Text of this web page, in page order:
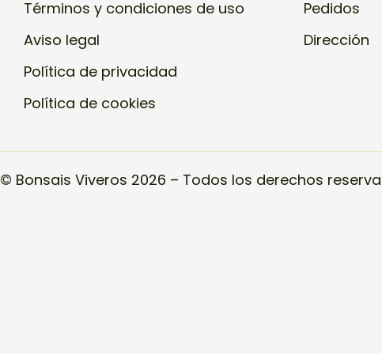
Términos y condiciones de uso
Aviso legal
Política de privacidad
Política de cookies
Pedidos
Dirección
© Bonsais Viveros 2026 – Todos los derechos